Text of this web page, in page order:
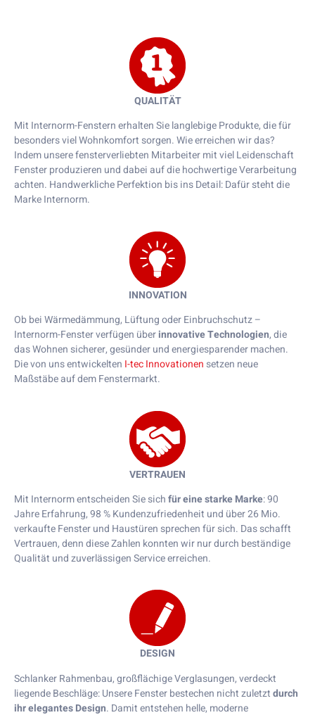
QUALITÄT
Mit Internorm-Fenstern erhalten Sie langlebige Produkte, die für
besonders viel Wohnkomfort sorgen. Wie erreichen wir das?
Indem unsere fensterverliebten Mitarbeiter mit viel Leidenschaft
Fenster produzieren und dabei auf die hochwertige Verarbeitung
achten. Handwerkliche Perfektion bis ins Detail: Dafür steht die
Marke Internorm.
INNOVATION
Ob bei Wärmedämmung, Lüftung oder Einbruchschutz –
Internorm-Fenster verfügen überinnovative Technologien, die
das Wohnen sicherer, gesünder und energiesparender machen.
Die von uns entwickelten I-tec Innovationen setzen neue
Maßstäbe auf dem Fenstermarkt.
VERTRAUEN
Mit Internorm entscheiden Sie sichfür eine starke Marke: 90
Jahre Erfahrung, 98 % Kundenzufriedenheit und über 26 Mio.
verkaufte Fenster und Haustüren sprechen für sich. Das schafft
Vertrauen, denn diese Zahlen konnten wir nur durch beständige
Qualität und zuverlässigen Service erreichen.
DESIGN
Schlanker Rahmenbau, großflächige Verglasungen, verdeckt
liegende Beschläge: Unsere Fenster bestechen nicht zuletztdurch
ihr elegantes Design. Damit entstehen helle, moderne